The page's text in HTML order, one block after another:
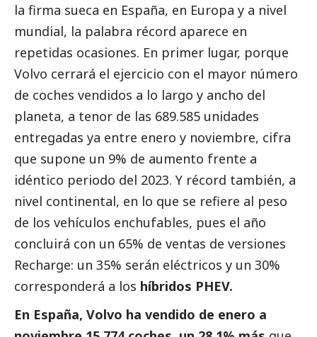
la firma sueca en España, en Europa y a nivel
mundial, la palabra récord aparece en
repetidas ocasiones. En primer lugar, porque
Volvo cerrará el ejercicio con el mayor número
de coches vendidos a lo largo y ancho del
planeta, a tenor de las 689.585 unidades
entregadas ya entre enero y noviembre, cifra
que supone un 9% de aumento frente a
idéntico periodo del 2023. Y récord también, a
nivel continental, en lo que se refiere al peso
de los vehículos enchufables, pues el año
concluirá con un 65% de ventas de versiones
Recharge: un 35% serán eléctricos y un 30%
corresponderá a los híbridos PHEV.
En España, Volvo ha vendido de enero a